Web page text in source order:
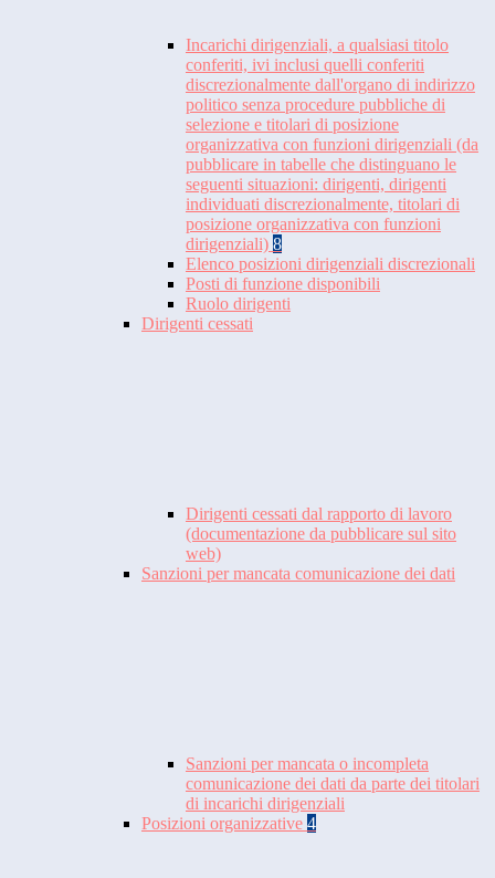
Incarichi dirigenziali, a qualsiasi titolo
conferiti, ivi inclusi quelli conferiti
discrezionalmente dall'organo di indirizzo
politico senza procedure pubbliche di
selezione e titolari di posizione
organizzativa con funzioni dirigenziali (da
pubblicare in tabelle che distinguano le
seguenti situazioni: dirigenti, dirigenti
individuati discrezionalmente, titolari di
posizione organizzativa con funzioni
dirigenziali) 8
Elenco posizioni dirigenziali discrezionali
Posti di funzione disponibili
Ruolo dirigenti
Dirigenti cessati
Dirigenti cessati dal rapporto di lavoro
(documentazione da pubblicare sul sito
web)
Sanzioni per mancata comunicazione dei dati
Sanzioni per mancata o incompleta
comunicazione dei dati da parte dei titolari
di incarichi dirigenziali
Posizioni organizzative 4